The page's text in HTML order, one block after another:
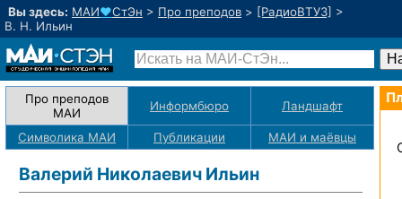
Вы здесь: МАИ♥СтЭн > Про преподов > [РадиоВТУЗ] >
В. Н. Ильин
Про преподов
МАИ
Информбюро Ландшафт
Символика МАИ Публикации МАИ и маёвцы
Валерий Николаевич Ильин